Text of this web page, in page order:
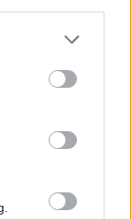
more Google
may click to
party tags to
below Google